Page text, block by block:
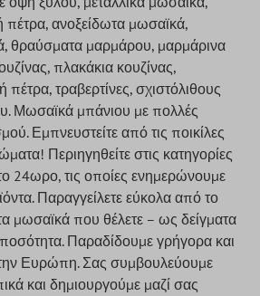
ανοξείδωτα μωσαϊκά,
θραύσματα μαρμάρου, μαρμάρινα
πλακάκια κουζίνας,
τραβερτίνες, σχιστόλιθους
Μωσαϊκά μπάνιου με πολλές
Εμπνευστείτε από τις ποικίλες
Περιηγηθείτε στις κατηγορίες
24ωρο, τις οποίες ενημερώνουμε
Παραγγείλετε εύκολα από το
μωσαϊκά που θέλετε – ως δείγματα
Παραδίδουμε γρήγορα και
Ευρώπη. Σας συμβουλεύουμε
και δημιουργούμε μαζί σας